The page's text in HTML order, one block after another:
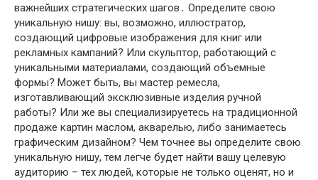
важнейших стратегических шагов․ Определите свою
уникальную нишу: вы, возможно, иллюстратор,
создающий цифровые изображения для книг или
рекламных кампаний? Или скульптор, работающий с
уникальными материалами, создающий объемные
формы? Может быть, вы мастер ремесла,
изготавливающий эксклюзивные изделия ручной
работы? Или же вы специализируетесь на традиционной
продаже картин маслом, акварелью, либо занимаетесь
графическим дизайном? Чем точнее вы определите свою
уникальную нишу, тем легче будет найти вашу целевую
аудиторию – тех людей, которые не только оценят, но и